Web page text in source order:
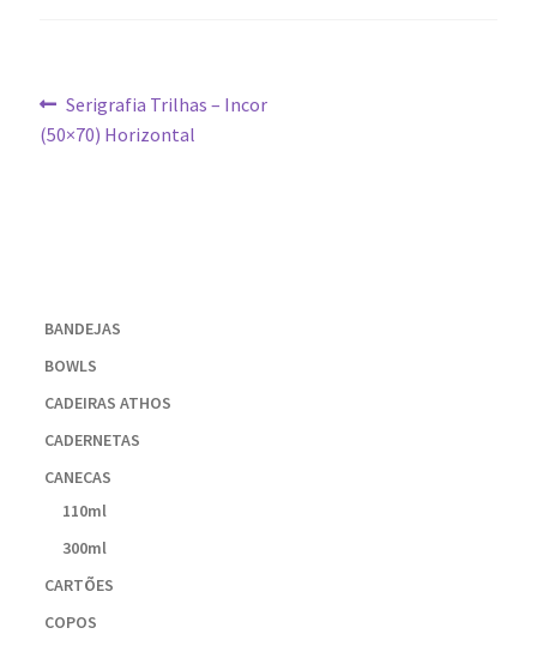
Navegação
de
Post
anterior:
Serigrafia Trilhas – Incor
(50×70) Horizontal
BANDEJAS
BOWLS
CADEIRAS ATHOS
CADERNETAS
CANECAS
110ml
300ml
CARTÕES
COPOS